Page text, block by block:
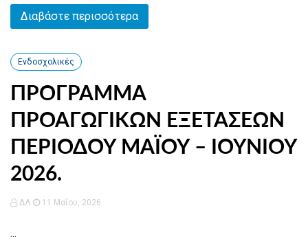
Διαβάστε περισσότερα
Ενδοσχολικές
ΠΡΟΓΡΑΜΜΑ
ΠΡΟΑΓΩΓΙΚΩΝ ΕΞΕΤΑΣΕΩΝ
ΠΕΡΙΟΔΟΥ ΜΑΪΟΥ – ΙΟΥΝΙΟΥ
2026.
ΔΛ 11 Μαΐου, 2026
...